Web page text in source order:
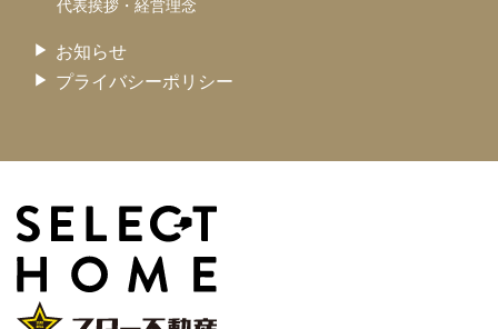
代表挨拶・経営理念
お知らせ
プライバシーポリシー